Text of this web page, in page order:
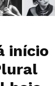
início